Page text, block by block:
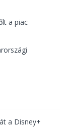
a piac
a Disney+